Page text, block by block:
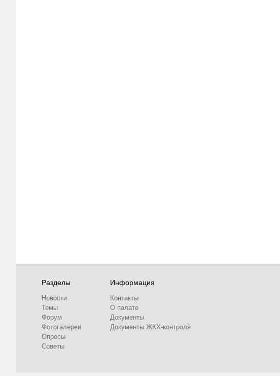
Разделы
Новости
Темы
Форум
Фотогалереи
Опросы
Советы
Информация
Контакты
О палате
Документы
Документы ЖКХ-контроля